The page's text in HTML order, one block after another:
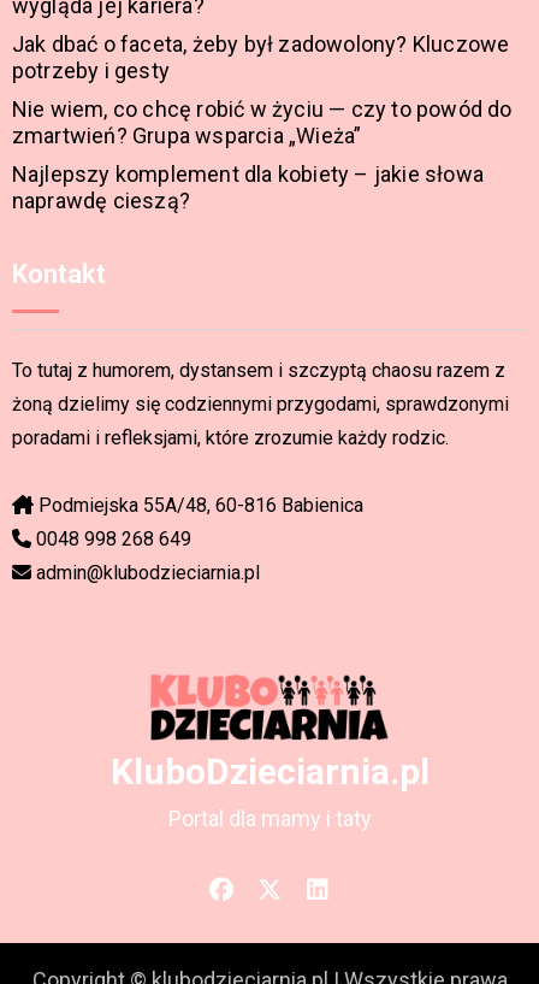
wygląda jej kariera?
Jak dbać o faceta, żeby był zadowolony? Kluczowe
potrzeby i gesty
Nie wiem, co chcę robić w życiu — czy to powód do
zmartwień? Grupa wsparcia „Wieża”
Najlepszy komplement dla kobiety – jakie słowa
naprawdę cieszą?
Kontakt
To tutaj z humorem, dystansem i szczyptą chaosu razem z
żoną dzielimy się codziennymi przygodami, sprawdzonymi
poradami i refleksjami, które zrozumie każdy rodzic.
Podmiejska 55A/48, 60-816 Babienica
0048 998 268 649
admin@klubodzieciarnia.pl
KluboDzieciarnia.pl
Portal dla mamy i taty